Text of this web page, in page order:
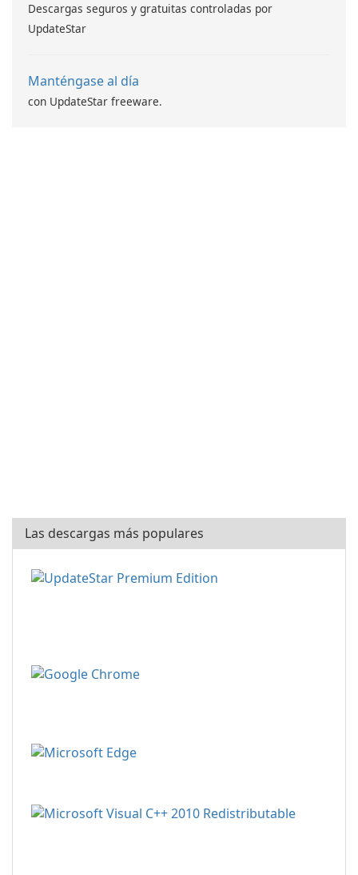
Descargas seguros y gratuitas controladas por
UpdateStar
Manténgase al día
con UpdateStar freeware.
Las descargas más populares